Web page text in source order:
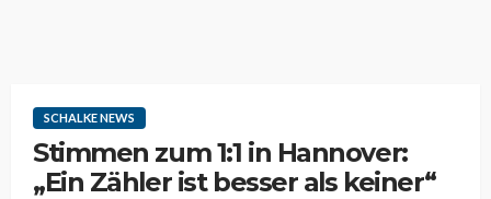
SCHALKE NEWS
Stimmen zum 1:1 in Hannover:
„Ein Zähler ist besser als keiner“